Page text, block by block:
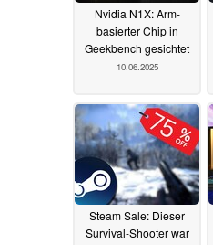
Nvidia N1X: Arm-
basierter Chip in
Geekbench gesichtet
10.06.2025
Steam Sale: Dieser
Survival-Shooter war